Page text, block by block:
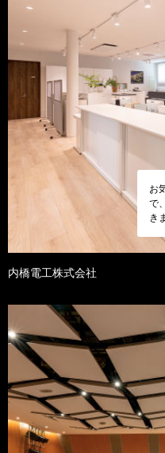
お
で
き
内橋電工株式会社